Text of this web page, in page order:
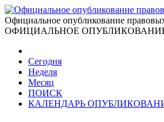
Официальное опубликование
ОФИЦИАЛЬНОЕ
Сегодня
Неделя
Месяц
ПОИСК
КАЛЕНДАРЬ